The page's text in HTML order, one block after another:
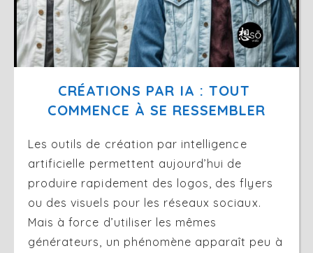
CRÉATIONS PAR IA : TOUT
COMMENCE À SE RESSEMBLER
Les outils de création par intelligence
artificielle permettent aujourd’hui de
produire rapidement des logos, des flyers
ou des visuels pour les réseaux sociaux.
Mais à force d’utiliser les mêmes
générateurs, un phénomène apparaît peu à